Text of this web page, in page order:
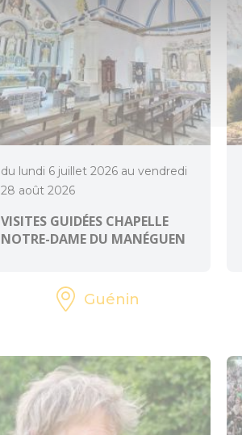
du lundi 6 juillet 2026 au vendredi
28 août 2026
VISITES GUIDÉES CHAPELLE
NOTRE-DAME DU MANÉGUEN
Guénin